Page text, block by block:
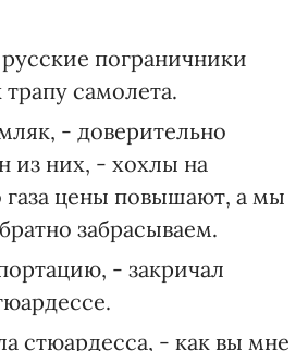
пограничники
самолета.
- доверительно
из них, - хохлы на
газа цены повышают, а мы
забрасываем.
- закричал
стюардесса, - как вы мне